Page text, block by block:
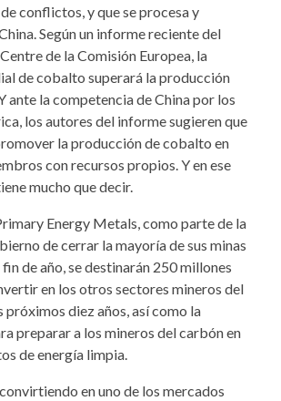
conflictos, y que se procesa y
Según un informe reciente del
de la Comisión Europea, la
de cobalto superará la producción
ante la competencia de China por los
los autores del informe sugieren que
la producción de cobalto en
con recursos propios. Y en ese
mucho que decir.
Energy Metals, como parte de la
de cerrar la mayoría de sus minas
de año, se destinarán 250 millones
en los otros sectores mineros del
próximos diez años, así como la
preparar a los mineros del carbón en
de energía limpia.
en uno de los mercados